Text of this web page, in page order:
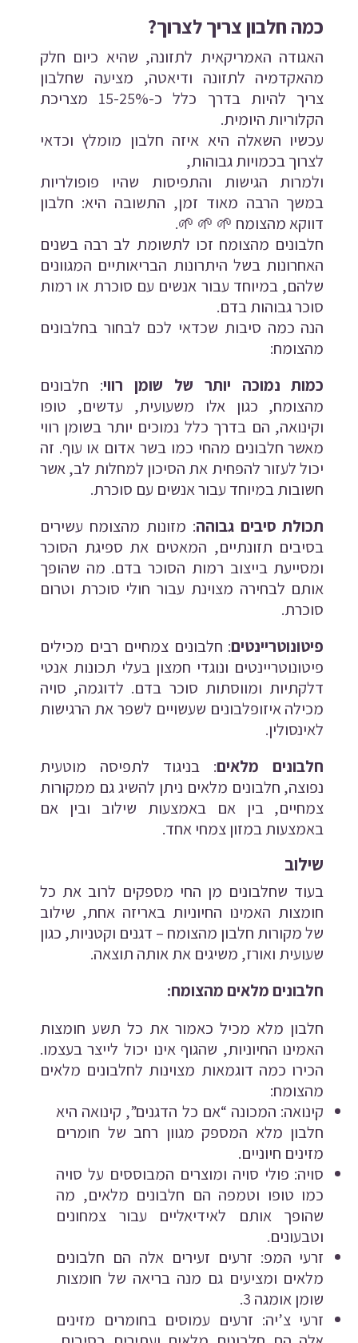
כמה חלבון צריך לצרוך?
האגודה האמריקאית לתזונה, שהיא כיום חלק
מהאקדמיה לתזונה ודיאטה, מציעה שחלבון
צריך להיות בדרך כלל כ-15-25% מצריכת
הקלוריות היומית.
עכשיו השאלה היא איזה חלבון מומלץ וכדאי
לצרוך בכמויות גבוהות,
ולמרות הגישות והתפיסות שהיו פופולריות
במשך הרבה מאוד זמן, התשובה היא: חלבון
דווקא מהצומח 🌱
🌱
🌱
.
חלבונים מהצומח זכו לתשומת לב רבה בשנים
האחרונות בשל היתרונות הבריאותיים המגוונים
שלהם, במיוחד עבור אנשים עם סוכרת או רמות
סוכר גבוהות בדם.
הנה כמה סיבות שכדאי לכם לבחור בחלבונים
מהצומח:
כמות נמוכה יותר של שומן רווי: חלבונים
מהצומח, כגון אלו משעועית, עדשים, טופו
וקינואה, הם בדרך כלל נמוכים יותר בשומן רווי
מאשר חלבונים מהחי כמו בשר אדום או עוף. זה
יכול לעזור להפחית את הסיכון למחלות לב, אשר
חשובות במיוחד עבור אנשים עם סוכרת.
תכולת סיבים גבוהה: מזונות מהצומח עשירים
בסיבים תזונתיים, המאטים את ספיגת הסוכר
ומסייעת בייצוב רמות הסוכר בדם. מה שהופך
אותם לבחירה מצוינת עבור חולי סוכרת וטרום
סוכרת.
פיטונוטריינטים: חלבונים צמחיים רבים מכילים
פיטונוטריינטים ונוגדי חמצון בעלי תכונות אנטי
דלקתיות ומווסתות סוכר בדם. לדוגמה, סויה
מכילה איזופלבונים שעשויים לשפר את הרגישות
לאינסולין.
חלבונים מלאים: בניגוד לתפיסה מוטעית
נפוצה, חלבונים מלאים ניתן להשיג גם ממקורות
צמחיים, בין אם באמצעות שילוב ובין אם
באמצעות במזון צמחי אחד.
שילוב
בעוד שחלבונים מן החי מספקים לרוב את כל
חומצות האמינו החיוניות באריזה אחת, שילוב
של מקורות חלבון מהצומח – דגנים וקטניות, כגון
שעועית ואורז, משיגים את אותה תוצאה.
חלבונים מלאים מהצומח:
חלבון מלא מכיל כאמור את כל תשע חומצות
האמינו החיוניות, שהגוף אינו יכול לייצר בעצמו.
הכירו כמה דוגמאות מצוינות לחלבונים מלאים
מהצומח:
קינואה: המכונה “אם כל הדגנים”, קינואה היא
חלבון מלא המספק מגוון רחב של חומרים
מזינים חיוניים.
סויה: פולי סויה ומוצרים המבוססים על סויה
כמו טופו וטמפה הם חלבונים מלאים, מה
שהופך אותם לאידיאליים עבור צמחונים
וטבעונים.
זרעי המפ: זרעים זעירים אלה הם חלבונים
מלאים ומציעים גם מנה בריאה של חומצות
שומן אומגה 3.
זרעי צ’יה: זרעים עמוסים בחומרים מזינים